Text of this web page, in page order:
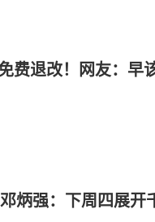
费退改！网友：早
炳强：下周四展开